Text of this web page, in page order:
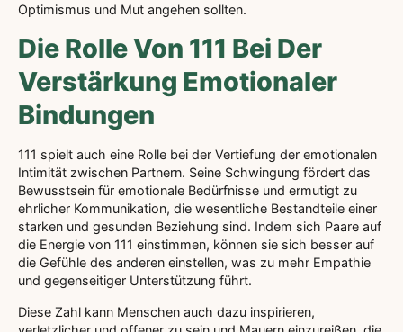
Optimismus und Mut angehen sollten.
Die Rolle Von 111 Bei Der
Verstärkung Emotionaler
Bindungen
111 spielt auch eine Rolle bei der Vertiefung der emotionalen
Intimität zwischen Partnern. Seine Schwingung fördert das
Bewusstsein für emotionale Bedürfnisse und ermutigt zu
ehrlicher Kommunikation, die wesentliche Bestandteile einer
starken und gesunden Beziehung sind. Indem sich Paare auf
die Energie von 111 einstimmen, können sie sich besser auf
die Gefühle des anderen einstellen, was zu mehr Empathie
und gegenseitiger Unterstützung führt.
Diese Zahl kann Menschen auch dazu inspirieren,